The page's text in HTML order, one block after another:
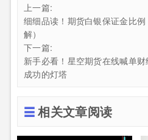
上一篇:
细细品读！期货白银保证金比
解）
下一篇:
新手必看！星空期货在线喊单
成功的灯塔
相关文章阅读